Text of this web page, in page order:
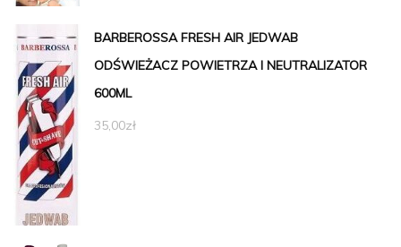
BARBEROSSA FRESH AIR JEDWAB
ODŚWIEŻACZ POWIETRZA I NEUTRALIZATOR
600ML
35,00zł